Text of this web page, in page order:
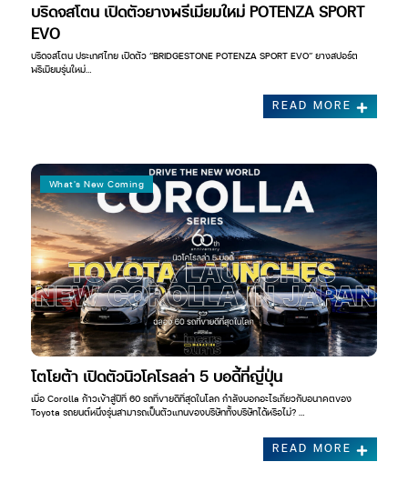
บริดจสโตน เปิดตัวยางพรีเมียมใหม่ POTENZA SPORT
EVO
บริดจสโตน ประเทศไทย เปิดตัว “BRIDGESTONE POTENZA SPORT EVO” ยางสปอร์ต
พรีเมียมรุ่นใหม่…
READ MORE
What's New Coming
โตโยต้า เปิดตัวนิวโคโรลล่า 5 บอดี้ที่ญี่ปุ่น
เมื่อ Corolla ก้าวเข้าสู่ปีที่ 60 รถที่ขายดีที่สุดในโลก กำลังบอกอะไรเกี่ยวกับอนาคตของ
Toyota รถยนต์หนึ่งรุ่นสามารถเป็นตัวแทนของบริษัททั้งบริษัทได้หรือไม่? …
READ MORE